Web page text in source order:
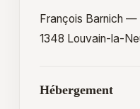
François Barnich —
1348 Louvain-la-
Hébergement